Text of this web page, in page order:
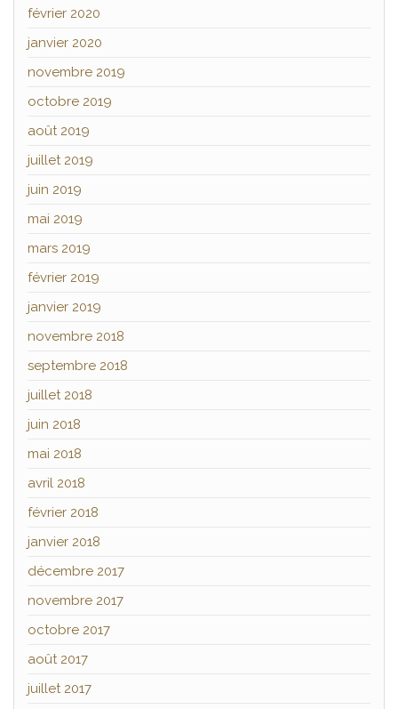
février 2020
janvier 2020
novembre 2019
octobre 2019
août 2019
juillet 2019
juin 2019
mai 2019
mars 2019
février 2019
janvier 2019
novembre 2018
septembre 2018
juillet 2018
juin 2018
mai 2018
avril 2018
février 2018
janvier 2018
décembre 2017
novembre 2017
octobre 2017
août 2017
juillet 2017